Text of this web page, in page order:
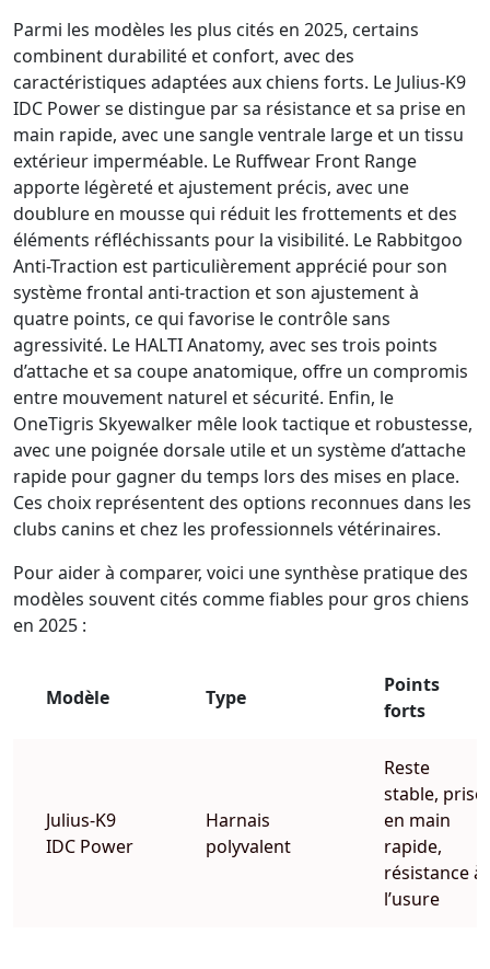
Parmi les modèles les plus cités en 2025, certains
combinent durabilité et confort, avec des
caractéristiques adaptées aux chiens forts. Le Julius-K9
IDC Power se distingue par sa résistance et sa prise en
main rapide, avec une sangle ventrale large et un tissu
extérieur imperméable. Le Ruffwear Front Range
apporte légèreté et ajustement précis, avec une
doublure en mousse qui réduit les frottements et des
éléments réfléchissants pour la visibilité. Le Rabbitgoo
Anti-Traction est particulièrement apprécié pour son
système frontal anti-traction et son ajustement à
quatre points, ce qui favorise le contrôle sans
agressivité. Le HALTI Anatomy, avec ses trois points
d’attache et sa coupe anatomique, offre un compromis
entre mouvement naturel et sécurité. Enfin, le
OneTigris Skyewalker mêle look tactique et robustesse,
avec une poignée dorsale utile et un système d’attache
rapide pour gagner du temps lors des mises en place.
Ces choix représentent des options reconnues dans les
clubs canins et chez les professionnels vétérinaires.
Pour aider à comparer, voici une synthèse pratique des
modèles souvent cités comme fiables pour gros chiens
en 2025 :
Modèle Type
Points
forts
Julius-K9
IDC Power
Harnais
polyvalent
Reste
stable, prise
en main
rapide,
résistance à
l’usure